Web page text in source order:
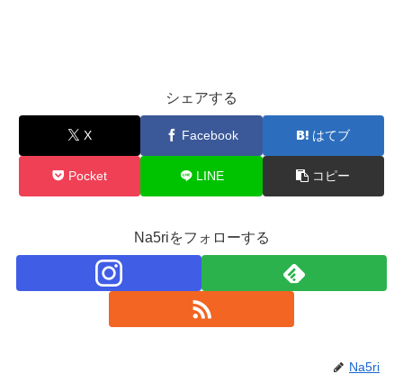
シェアする
X Facebook はてブ
Pocket LINE コピー
Na5riをフォローする
Na5ri